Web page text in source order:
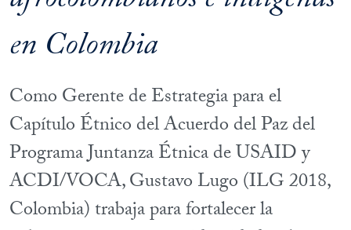
en Colombia
Como Gerente de Estrategia para el
Capítulo Étnico del Acuerdo del Paz del
Programa Juntanza Étnica de USAID y
ACDI/VOCA, Gustavo Lugo (ILG 2018,
Colombia) trabaja para fortalecer la